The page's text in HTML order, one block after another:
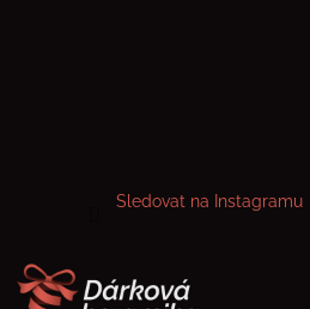
Sledovat na Instagramu